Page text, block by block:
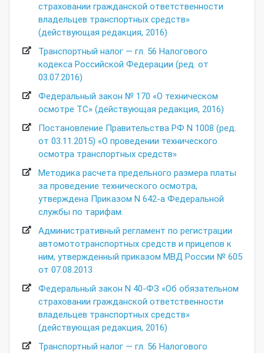
страховании гражданской ответственности
владельцев транспортных средств»
(действующая редакция, 2016)
Транспортный налог — гл. 56 Налогового
кодекса Российской Федерации (ред. от
03.07.2016)
Федеральный закон № 170 «О техническом
осмотре ТС» (действующая редакция, 2016)
Постановление Правительства РФ N 1008 (ред.
от 03.11.2015) «О проведении технического
осмотра транспортных средств»
Методика расчета предельного размера платы
за проведение технического осмотра,
утверждена Приказом N 642-а Федеральной
службы по тарифам.
Административный регламент по регистрации
автомототранспортных средств и прицепов к
ним, утвержденный приказом МВД России № 605
от 07.08.2013
Федеральный закон N 40-ФЗ «Об обязательном
страховании гражданской ответственности
владельцев транспортных средств»
(действующая редакция, 2016)
Транспортный налог — гл. 56 Налогового